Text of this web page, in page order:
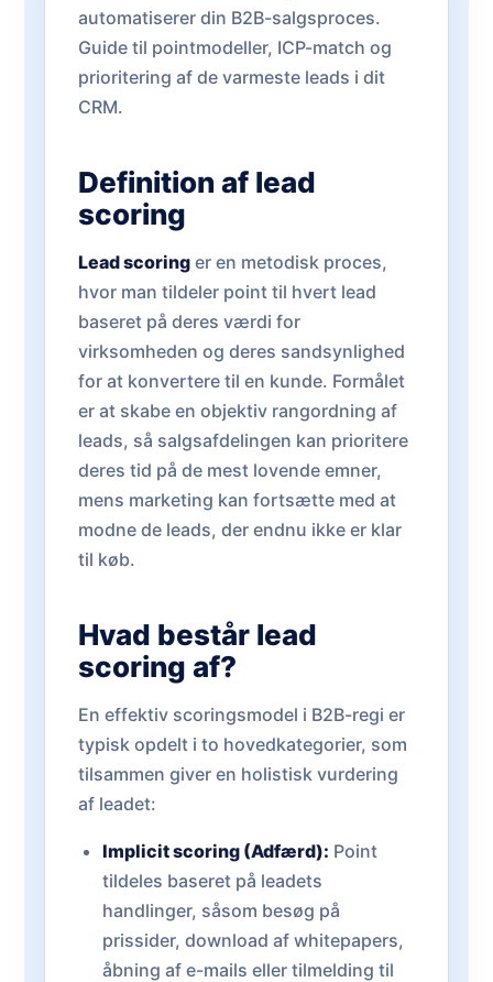
automatiserer din B2B-salgsproces.
Guide til pointmodeller, ICP-match og
prioritering af de varmeste leads i dit
CRM.
Definition af lead
scoring
Lead scoring er en metodisk proces,
hvor man tildeler point til hvert lead
baseret på deres værdi for
virksomheden og deres sandsynlighed
for at konvertere til en kunde. Formålet
er at skabe en objektiv rangordning af
leads, så salgsafdelingen kan prioritere
deres tid på de mest lovende emner,
mens marketing kan fortsætte med at
modne de leads, der endnu ikke er klar
til køb.
Hvad består lead
scoring af?
En effektiv scoringsmodel i B2B-regi er
typisk opdelt i to hovedkategorier, som
tilsammen giver en holistisk vurdering
af leadet:
Implicit scoring (Adfærd): Point
tildeles baseret på leadets
handlinger, såsom besøg på
prissider, download af whitepapers,
åbning af e-mails eller tilmelding til